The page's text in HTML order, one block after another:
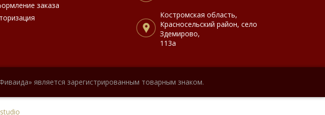
заказа
Костромская область,
Красносельский район, село
Здемирово,
113а
является зарегистрированным товарным знаком.